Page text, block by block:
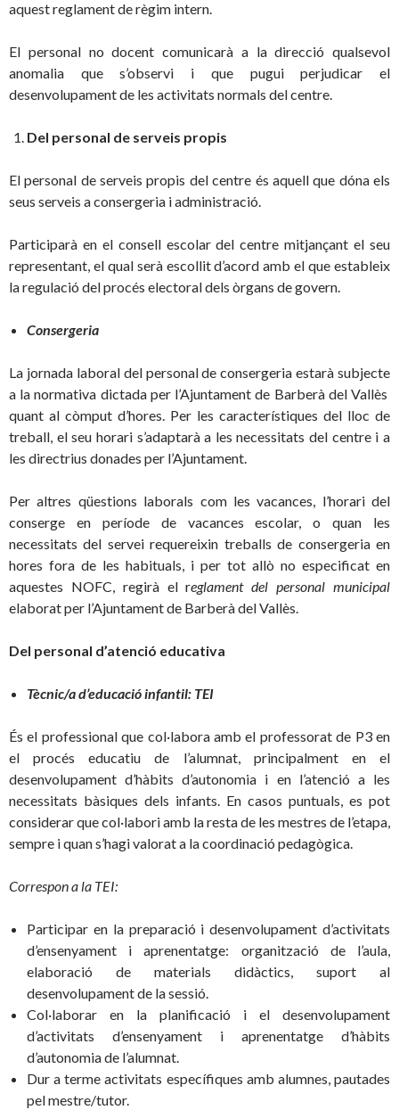
aquest reglament de règim intern.
El personal no docent comunicarà a la direcció qualsevol
anomalia que s’observi i que pugui perjudicar el
desenvolupament de les activitats normals del centre.
Del personal de serveis propis
El personal de serveis propis del centre és aquell que dóna els
seus serveis a consergeria i administració.
Participarà en el consell escolar del centre mitjançant el seu
representant, el qual serà escollit d’acord amb el que estableix
la regulació del procés electoral dels òrgans de govern.
Consergeria
La jornada laboral del personal de consergeria estarà subjecte
a la normativa dictada per l’Ajuntament de Barberà del Vallès
quant al còmput d’hores. Per les característiques del lloc de
treball, el seu horari s’adaptarà a les necessitats del centre i a
les directrius donades per l’Ajuntament.
Per altres qüestions laborals com les vacances, l’horari del
conserge en període de vacances escolar, o quan les
necessitats del servei requereixin treballs de consergeria en
hores fora de les habituals, i per tot allò no especificat en
aquestes NOFC, regirà el reglament del personal municipal
elaborat per l’Ajuntament de Barberà del Vallès.
Del personal d’atenció educativa
Tècnic/a d’educació infantil: TEI
És el professional que col·labora amb el professorat de P3 en
el procés educatiu de l’alumnat, principalment en el
desenvolupament d’hàbits d’autonomia i en l’atenció a les
necessitats bàsiques dels infants. En casos puntuals, es pot
considerar que col·labori amb la resta de les mestres de l’etapa,
sempre i quan s’hagi valorat a la coordinació pedagògica.
Correspon a la TEI:
Participar en la preparació i desenvolupament d’activitats
d’ensenyament i aprenentatge: organització de l’aula,
elaboració de materials didàctics, suport al
desenvolupament de la sessió.
Col·laborar en la planificació i el desenvolupament
d’activitats d’ensenyament i aprenentatge d’hàbits
d’autonomia de l’alumnat.
Dur a terme activitats específiques amb alumnes, pautades
pel mestre/tutor.